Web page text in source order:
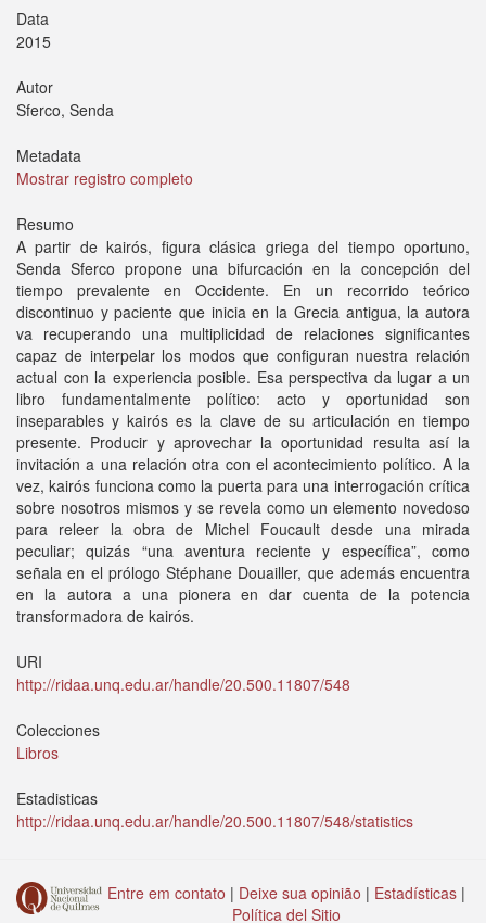
Data
2015
Autor
Sferco, Senda
Metadata
Mostrar registro completo
Resumo
A partir de kairós, figura clásica griega del tiempo oportuno,
Senda Sferco propone una bifurcación en la concepción del
tiempo prevalente en Occidente. En un recorrido teórico
discontinuo y paciente que inicia en la Grecia antigua, la autora
va recuperando una multiplicidad de relaciones significantes
capaz de interpelar los modos que configuran nuestra relación
actual con la experiencia posible. Esa perspectiva da lugar a un
libro fundamentalmente político: acto y oportunidad son
inseparables y kairós es la clave de su articulación en tiempo
presente. Producir y aprovechar la oportunidad resulta así la
invitación a una relación otra con el acontecimiento político. A la
vez, kairós funciona como la puerta para una interrogación crítica
sobre nosotros mismos y se revela como un elemento novedoso
para releer la obra de Michel Foucault desde una mirada
peculiar; quizás “una aventura reciente y específica”, como
señala en el prólogo Stéphane Douailler, que además encuentra
en la autora a una pionera en dar cuenta de la potencia
transformadora de kairós.
URI
http://ridaa.unq.edu.ar/handle/20.500.11807/548
Colecciones
Libros
Estadisticas
http://ridaa.unq.edu.ar/handle/20.500.11807/548/statistics
Entre em contato | Deixe sua opinião | Estadísticas|
Política del Sitio